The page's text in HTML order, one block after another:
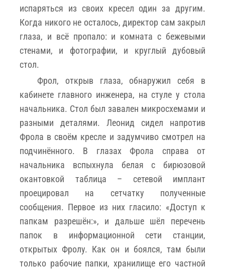
испаряться из своих кресел один за другим.
Когда никого не осталось, директор сам закрыл
глаза, и всё пропало: и комната с бежевыми
стенами, и фотографии, и круглый дубовый
стол.
Фрол, открыв глаза, обнаружил себя в
кабинете главного инженера, на стуле у стола
начальника. Стол был завален микросхемами и
разными деталями. Леонид сидел напротив
Фрола в своём кресле и задумчиво смотрел на
подчинённого. В глазах Фрола справа от
начальника вспыхнула белая с бирюзовой
окантовкой таблица – сетевой имплант
проецировал на сетчатку полученные
сообщения. Первое из них гласило: «Доступ к
папкам разрешён:», и дальше шёл перечень
папок в информационной сети станции,
открытых Фролу. Как он и боялся, там были
только рабочие папки, хранилище его частной